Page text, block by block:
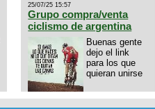
25/07/25 15:57
Grupo compra/venta
ciclismo de argentina
Buenas gente
dejo el link
para los que
quieran unirse
https://chat.whatsapp.com/